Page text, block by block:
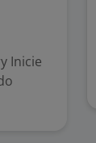
Inicie